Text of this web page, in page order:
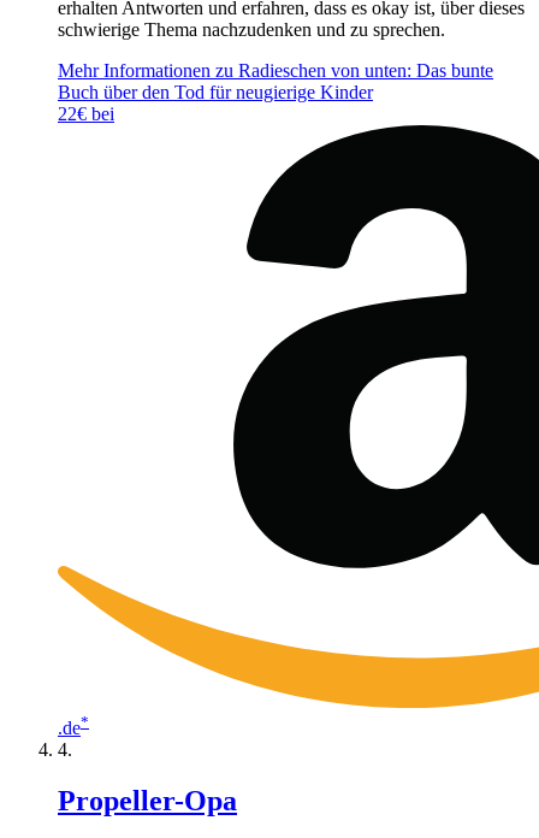
erhalten Antworten und erfahren, dass es okay ist, über dieses
schwierige Thema nachzudenken und zu sprechen.
Mehr Informationen zu Radieschen von unten: Das bunte
Buch über den Tod für neugierige Kinder
22€ bei
.de*
Propeller-Opa